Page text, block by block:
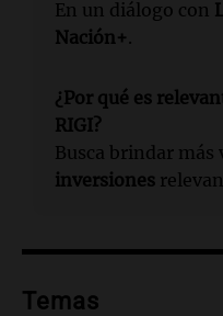
En un diálogo con
Nación+.
¿Por qué es
RIGI?
Busca brindar más
inversiones
Temas